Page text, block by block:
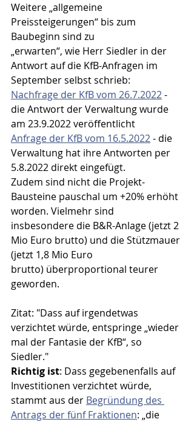
Weitere „allgemeine
Preissteigerungen“ bis zum
Baubeginn sind zu
„erwarten“, wie Herr Siedler in der
Antwort auf die KfB-Anfragen im
September selbst schrieb:
Nachfrage der KfB vom 26.7.2022 -
die Antwort der Verwaltung wurde
am 23.9.2022 veröffentlicht
Anfrage der KfB vom 16.5.2022 - die
Verwaltung hat ihre Antworten per
5.8.2022 direkt eingefügt.
Zudem sind nicht die Projekt-
Bausteine pauschal um +20% erhöht
worden. Vielmehr sind
insbesondere die B&R-Anlage (jetzt 2
Mio Euro brutto) und die Stützmauer
(jetzt 1,8 Mio Euro
brutto) überproportional teurer
geworden.
Zitat: "Dass auf irgendetwas
verzichtet würde, entspringe „wieder
mal der Fantasie der KfB“, so
Siedler."
Richtig ist: Dass gegebenenfalls auf
Investitionen verzichtet würde,
stammt aus der Begründung des
Antrags der fünf Fraktionen: „die